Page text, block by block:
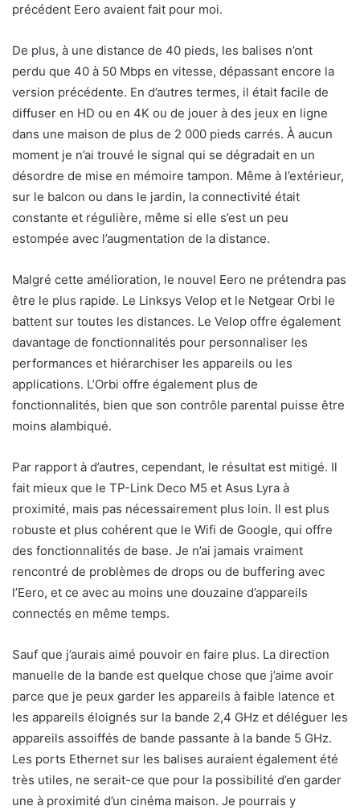
précédent Eero avaient fait pour moi.
De plus, à une distance de 40 pieds, les balises n’ont
perdu que 40 à 50 Mbps en vitesse, dépassant encore la
version précédente. En d’autres termes, il était facile de
diffuser en HD ou en 4K ou de jouer à des jeux en ligne
dans une maison de plus de 2 000 pieds carrés. À aucun
moment je n’ai trouvé le signal qui se dégradait en un
désordre de mise en mémoire tampon. Même à l’extérieur,
sur le balcon ou dans le jardin, la connectivité était
constante et régulière, même si elle s’est un peu
estompée avec l’augmentation de la distance.
Malgré cette amélioration, le nouvel Eero ne prétendra pas
être le plus rapide. Le Linksys Velop et le Netgear Orbi le
battent sur toutes les distances. Le Velop offre également
davantage de fonctionnalités pour personnaliser les
performances et hiérarchiser les appareils ou les
applications. L’Orbi offre également plus de
fonctionnalités, bien que son contrôle parental puisse être
moins alambiqué.
Par rapport à d’autres, cependant, le résultat est mitigé. Il
fait mieux que le TP-Link Deco M5 et Asus Lyra à
proximité, mais pas nécessairement plus loin. Il est plus
robuste et plus cohérent que le Wifi de Google, qui offre
des fonctionnalités de base. Je n’ai jamais vraiment
rencontré de problèmes de drops ou de buffering avec
l’Eero, et ce avec au moins une douzaine d’appareils
connectés en même temps.
Sauf que j’aurais aimé pouvoir en faire plus. La direction
manuelle de la bande est quelque chose que j’aime avoir
parce que je peux garder les appareils à faible latence et
les appareils éloignés sur la bande 2,4 GHz et déléguer les
appareils assoiffés de bande passante à la bande 5 GHz.
Les ports Ethernet sur les balises auraient également été
très utiles, ne serait-ce que pour la possibilité d’en garder
une à proximité d’un cinéma maison. Je pourrais y